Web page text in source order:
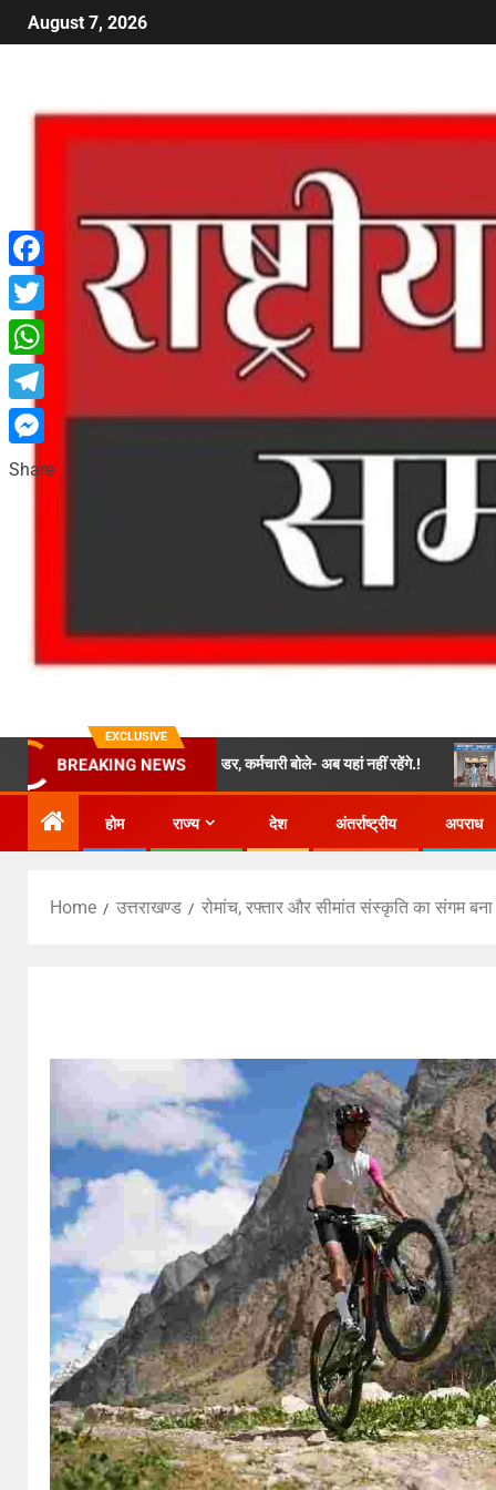
August 7, 2026
EXCLUSIVE
BREAKING NEWS
में घुसा विशाल बोल्डर, कर्मचारी बोले- अब यहां नहीं रहेंगे.! बैरागीवाला
होम राज्य देश अंतर्राष्ट्रीय अपराध
Home उत्तराखण्ड रोमांच, रफ्तार और सीमांत संस्कृति का संगम
Facebook
Twitter
WhatsApp
Telegram
Messenger
Share